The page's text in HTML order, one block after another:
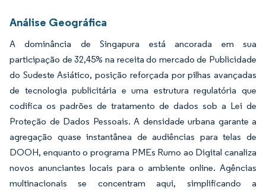
Análise Geográfica
A dominância de Singapura está ancorada em sua
participação de 32,45% na receita do mercado de Publicidade
do Sudeste Asiático, posição reforçada por pilhas avançadas
de tecnologia publicitária e uma estrutura regulatória que
codifica os padrões de tratamento de dados sob a Lei de
Proteção de Dados Pessoais. A densidade urbana garante a
agregação quase instantânea de audiências para telas de
DOOH, enquanto o programa PMEs Rumo ao Digital canaliza
novos anunciantes locais para o ambiente online. Agências
multinacionais se concentram aqui, simplificando a